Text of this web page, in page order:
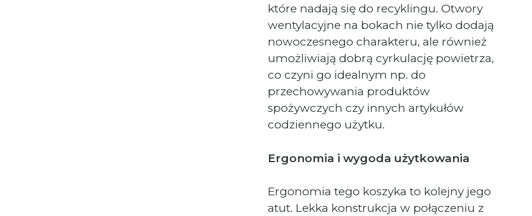
które nadają się do recyklingu. Otwory
wentylacyjne na bokach nie tylko dodają
nowoczesnego charakteru, ale również
umożliwiają dobrą cyrkulację powietrza,
co czyni go idealnym np. do
przechowywania produktów
spożywczych czy innych artykułów
codziennego użytku.
Ergonomia i wygoda użytkowania
Ergonomia tego koszyka to kolejny jego
atut. Lekka konstrukcja w połączeniu z